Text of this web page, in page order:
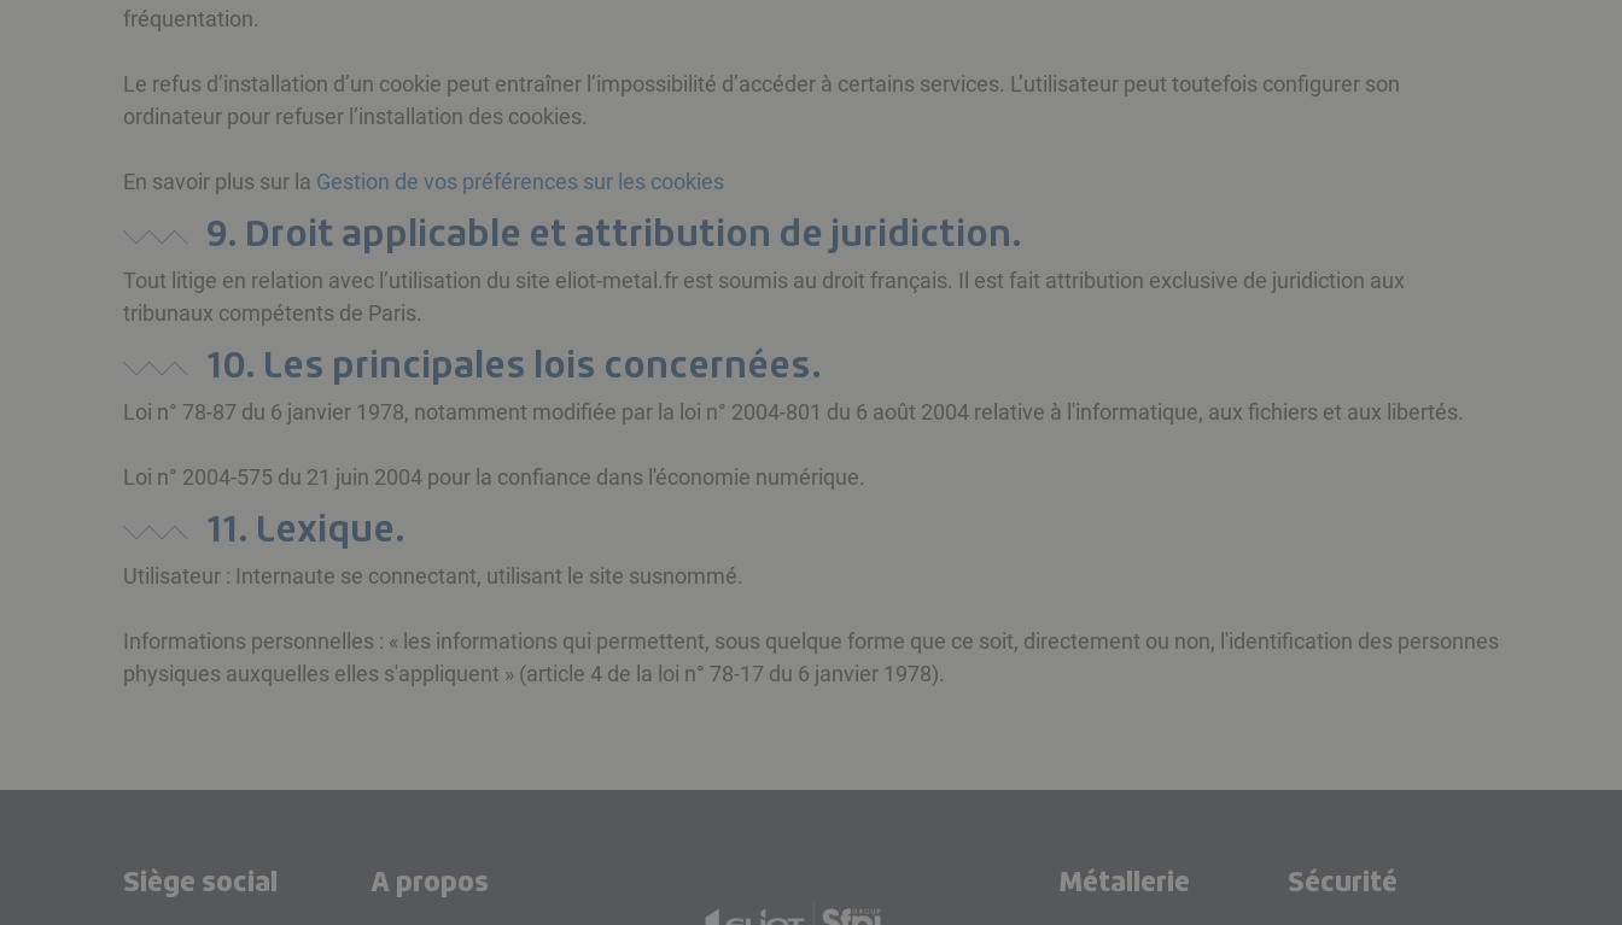
fréquentation.
Le refus d’installation d’un cookie peut entraîner l’impossibilité d’accéder à certains services. L’utilisateur peut toutefois configurer son
ordinateur pour refuser l’installation des cookies.
En savoir plus sur la Gestion de vos préférences sur les cookies
9. Droit applicable et attribution de juridiction.
Tout litige en relation avec l’utilisation du site eliot-metal.fr est soumis au droit français. Il est fait attribution exclusive de juridiction aux
tribunaux compétents de Paris.
10. Les principales lois concernées.
Loi n° 78-87 du 6 janvier 1978, notamment modifiée par la loi n° 2004-801 du 6 août 2004 relative à l'informatique, aux fichiers et aux libertés.
Loi n° 2004-575 du 21 juin 2004 pour la confiance dans l'économie numérique.
11. Lexique.
Utilisateur : Internaute se connectant, utilisant le site susnommé.
Informations personnelles : « les informations qui permettent, sous quelque forme que ce soit, directement ou non, l'identification des personnes
physiques auxquelles elles s'appliquent » (article 4 de la loi n° 78-17 du 6 janvier 1978).
Siège social A propos Métallerie Sécurité